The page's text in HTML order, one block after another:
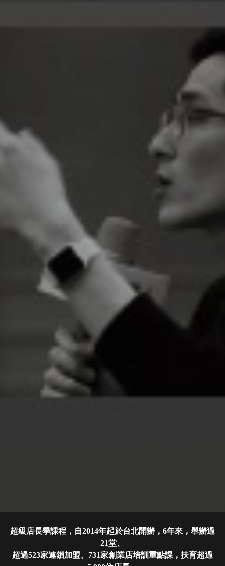
超級店長學課程，自2014年起於台北開辦，6年來，舉辦過
21堂、
超過523家連鎖加盟、731家創業店培訓重點課，扶育超過